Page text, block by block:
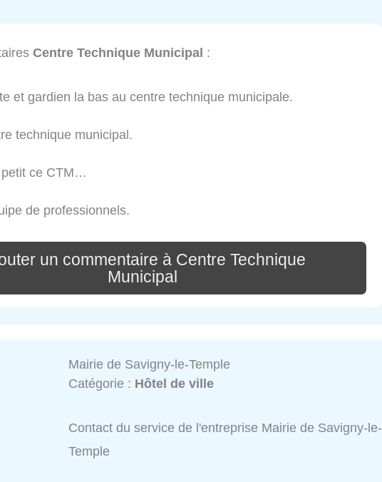
Centre Technique Municipal :
et gardien la bas au centre technique municipale.
technique municipal.
petit ce CTM…
de professionnels.
un commentaire à Centre Technique
Municipal
Mairie de Savigny-le-Temple
Catégorie : Hôtel de ville
Contact du service de l'entreprise Mairie de Savigny-le-
Temple